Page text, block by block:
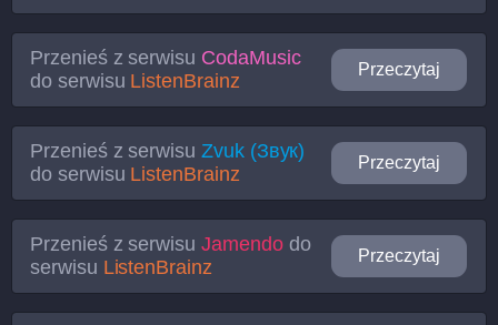
Przenieś z serwisu CodaMusic
do serwisu ListenBrainz
Przeczytaj
Przenieś z serwisu Zvuk (Звук)
do serwisu ListenBrainz
Przeczytaj
Przenieś z serwisu Jamendodo
serwisu ListenBrainz
Przeczytaj